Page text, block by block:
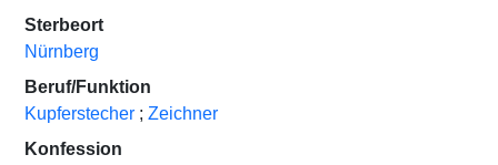
Sterbeort
Nürnberg
Beruf/Funktion
Kupferstecher ; Zeichner
Konfession